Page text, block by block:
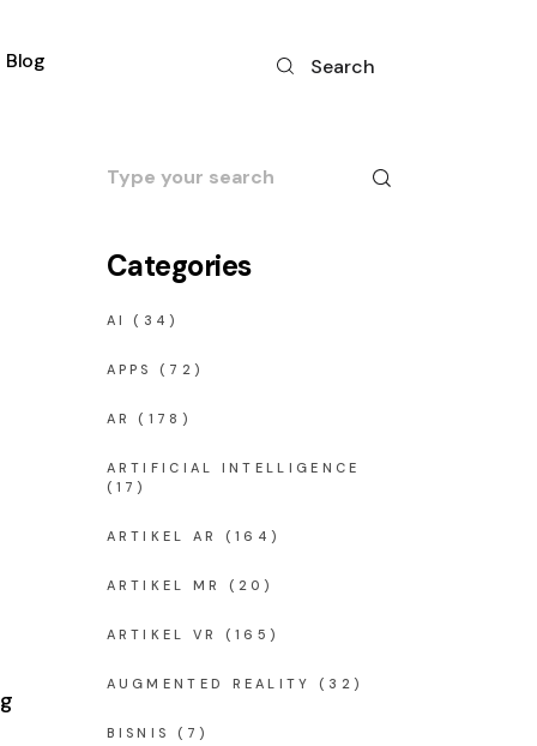
Blog Search
Search
for:
Categories
AI (34)
APPS (72)
AR (178)
ARTIFICIAL INTELLIGENCE
(17)
ARTIKEL AR (164)
ARTIKEL MR (20)
ARTIKEL VR (165)
AUGMENTED REALITY (32)
BISNIS (7)